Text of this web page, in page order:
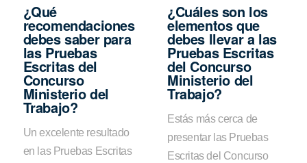
¿Qué
recomendaciones
debes saber para
las Pruebas
Escritas del
Concurso
Ministerio del
Trabajo?
Un excelente resultado
en las Pruebas Escritas
¿Cuáles son los
elementos que
debes llevar a las
Pruebas Escritas
del Concurso
Ministerio del
Trabajo?
Estás más cerca de
presentar las Pruebas
Escritas del Concurso